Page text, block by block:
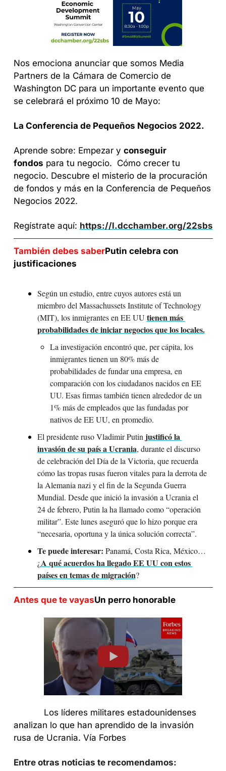
Nos emociona anunciar que somos Media
Partners de la Cámara de Comercio de
Washington DC para un importante evento que
se celebrará el próximo 10 de Mayo:
La Conferencia de Pequeños Negocios 2022.
Aprende sobre: Empezar y conseguir
fondos para tu negocio. Cómo crecer tu
negocio. Descubre el misterio de la procuración
de fondos y más en la Conferencia de Pequeños
Negocios 2022.
Regístrate aquí: https://l.dcchamber.org/22sbs
También debes saberPutin celebra con
justificaciones
Según un estudio, entre cuyos autores está un
miembro del Massachussets Institute of Technology
(MIT), los inmigrantes en EE UU tienen más
probabilidades de iniciar negocios que los locales.
La investigación encontró que, per cápita, los
inmigrantes tienen un 80% más de
probabilidades de fundar una empresa, en
comparación con los ciudadanos nacidos en EE
UU. Esas firmas también tienen alrededor de un
1% más de empleados que las fundadas por
nativos de EE UU, en promedio.
El presidente ruso Vladimir Putin justificó la
invasión de su país a Ucrania, durante el discurso
de celebración del Día de la Victoria, que recuerda
cómo las tropas rusas fueron vitales para la derrota de
la Alemania nazi y el fin de la Segunda Guerra
Mundial. Desde que inició la invasión a Ucrania el
24 de febrero, Putin la ha llamado como “operación
militar”. Este lunes aseguró que lo hizo porque era
“necesaria, oportuna y la única solución correcta”.
Te puede interesar: Panamá, Costa Rica, México…
¿A qué acuerdos ha llegado EE UU con estos
países en temas de migración?
Antes que te vayasUn perro honorable
analizan lo que han aprendido de la invasión
rusa de Ucrania. Vía Forbes
Entre otras noticias te recomendamos: